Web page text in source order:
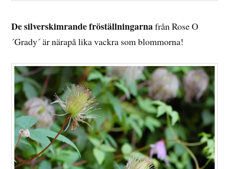
De silverskimrande fröställningarnafrån Rose O
´Grady´ är närapå lika vackra som blommorna!